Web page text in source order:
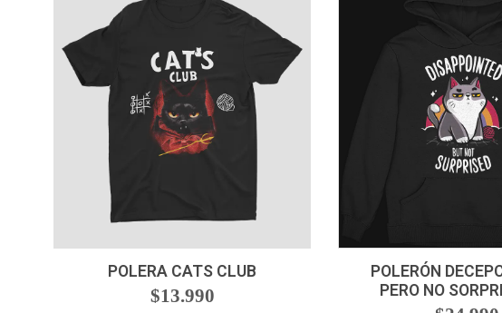
POLERA CATS CLUB
VER OPCIONES
$13.990
POLERÓN
PERO NO